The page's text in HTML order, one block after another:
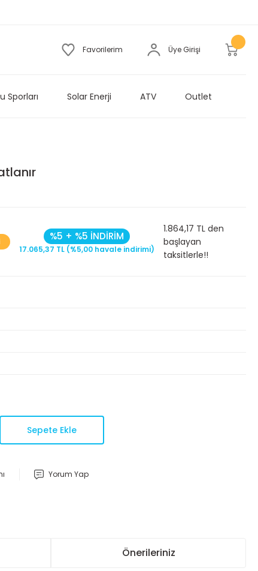
Favorilerim Üye Girişi
Sporları Solar Enerji ATV Outlet
%5 + %5 İNDİRİM
17.065,37 TL (%5,00 havale indirimi)
1.864,17 TL den
başlayan
taksitlerle!!
Sepete Ekle
Yorum Yap
Önerileriniz